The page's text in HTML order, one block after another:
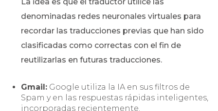
denominadas redes neuronales virtuales para
recordar las traducciones previas que han sido
clasificadas como correctas con el fin de
reutilizarlas en futuras traducciones.
Gmail: Google utiliza la IA en sus filtros de
Spam y en las respuestas rápidas inteligentes,
incorporadas recientemente.